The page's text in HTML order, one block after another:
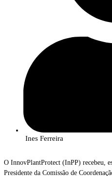
Ines Ferreira
O InnovPlantProtect (InPP) recebeu,
Presidente da Comissão de